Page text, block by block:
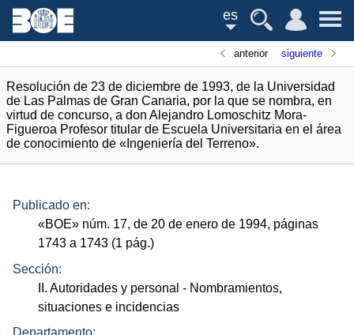
es
anterior siguiente
Resolución de 23 de diciembre de 1993, de la Universidad
de Las Palmas de Gran Canaria, por la que se nombra, en
virtud de concurso, a don Alejandro Lomoschitz Mora-
Figueroa Profesor titular de Escuela Universitaria en el área
de conocimiento de «Ingeniería del Terreno».
Publicado en:
«BOE» núm. 17, de 20 de enero de 1994, páginas
1743 a 1743 (1 pág.)
Sección:
II. Autoridades y personal - Nombramientos,
situaciones e incidencias